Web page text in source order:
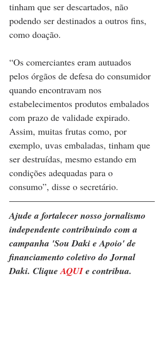
tinham que ser descartados, não
podendo ser destinados a outros fins,
como doação.
“Os comerciantes eram autuados
pelos órgãos de defesa do consumidor
quando encontravam nos
estabelecimentos produtos embalados
com prazo de validade expirado.
Assim, muitas frutas como, por
exemplo, uvas embaladas, tinham que
ser destruídas, mesmo estando em
condições adequadas para o
consumo”, disse o secretário.
Ajude a fortalecer nosso jornalismo
independente contribuindo com a
campanha 'Sou Daki e Apoio' de
financiamento coletivo do Jornal
Daki. Clique AQUI e contribua.